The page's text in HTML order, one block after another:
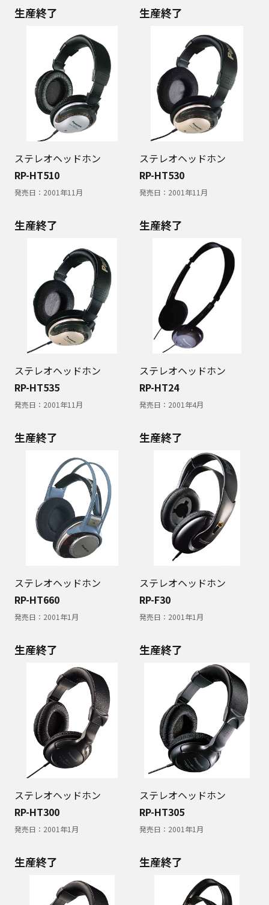
生産終了
ステレオヘッドホン
RP-HT510
発売日： 2001年11月
生産終了
ステレオヘッドホン
RP-HT530
発売日： 2001年11月
生産終了
ステレオヘッドホン
RP-HT535
発売日： 2001年11月
生産終了
ステレオヘッドホン
RP-HT24
発売日： 2001年4月
生産終了
ステレオヘッドホン
RP-HT660
発売日： 2001年1月
生産終了
ステレオヘッドホン
RP-F30
発売日： 2001年1月
生産終了
ステレオヘッドホン
RP-HT300
発売日： 2001年1月
生産終了
ステレオヘッドホン
RP-HT305
発売日： 2001年1月
生産終了 生産終了